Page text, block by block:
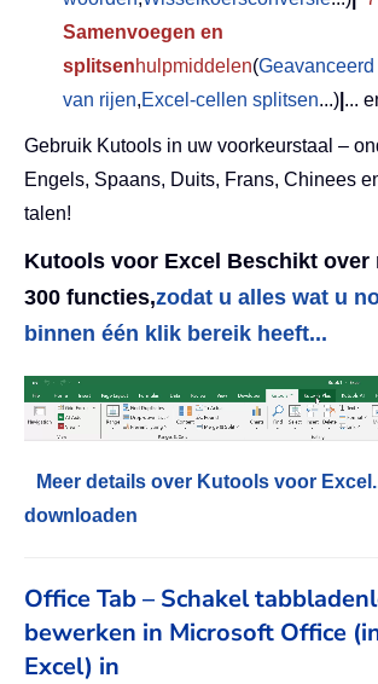
Samenvoegen en
splitsenhulpmiddelen(
van rijen,Excel-cellen splitsen...) ...
Gebruik Kutools in uw voorkeurstaal –
Engels, Spaans, Duits, Frans, Chinees
talen!
Kutools voor Excel Beschikt over
300 functies,zodat u alles wat u
binnen één klik bereik heeft...
Meer details over Kutools voor
downloaden
Office Tab – Schakel
bewerken in Microsoft Office
Excel) in